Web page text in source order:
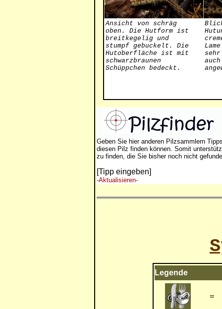
Ansicht von schräg
oben. Die Hutform ist
breitkegelig und
stumpf gebuckelt. Die
Hutoberfläche ist mit
schwarzbraunen
Schüppchen bedeckt.
Geben Sie hier anderen Pilzsammlern
diesen Pilz finden können. Somit
zu finden, die Sie bisher noch nicht
[Tipp eingeben]
-Aktualisieren-
Legende
=